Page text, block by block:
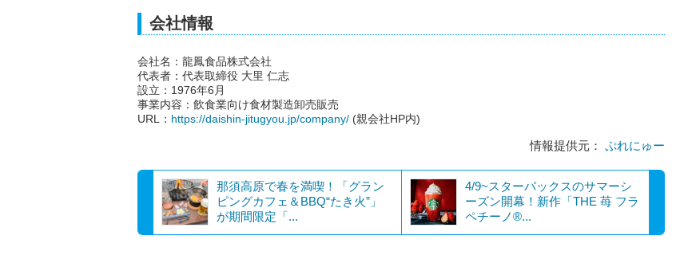
会社情報
会社名：龍鳳食品株式会社
代表者：代表取締役 大里 仁志
設立：1976年6月
事業内容：飲食業向け食材製造卸売販売
URL： https://daishin-jitugyou.jp/company/ (親会社HP内)
情報提供元： ぷれにゅー
那須高原で春を満喫！「グラン
ピングカフェ＆BBQ“たき火”」
が期間限定「...
4/9~スターバックスのサマーシ
ーズン開幕！新作「THE 苺 フラ
ペチーノ®...